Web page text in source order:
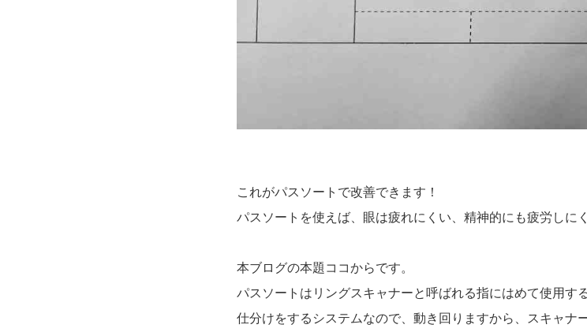
これがパスソートで改善できます！
パスソートを使えば、眼は疲れにくい、精神的にも疲労し
本ブログの本題ココからです。
パスソートはリングスキャナーと呼ばれる指にはめて使用す
仕分けをするシステムなので、動き回りますから、スキャナ